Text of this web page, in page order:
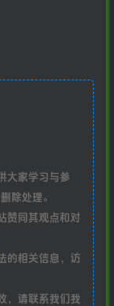
大家学习与参
除处理。
赞同其观点和对
的相关信息，访
，请联系我们我